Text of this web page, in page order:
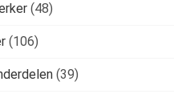
(48)
(106)
(39)